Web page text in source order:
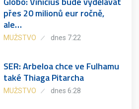
přes 20 milionů eur ročně,
ale…
MUŽSTVO dnes 7:22
SER: Arbeloa chce ve Fulhamu
také Thiaga Pitarcha
MUŽSTVO dnes 6:28